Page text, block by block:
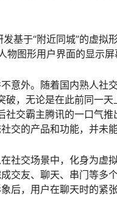
基于“附近同城”的虚拟
图形用户界面的显示屏
意外。随着国内熟人社
破，无论是在此前同一
交霸主腾讯的一口气
交的产品和功能，并未
社交场景中，化身为虚
交友、聊天、串门等多
后，用户在聊天时的紧